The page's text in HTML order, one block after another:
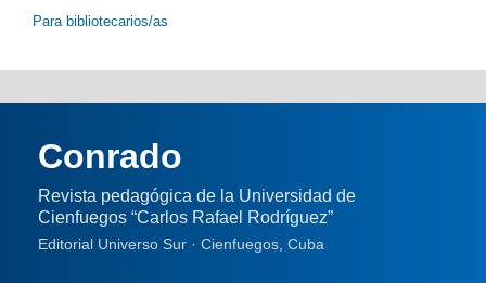
Para bibliotecarios/as
Conrado
Revista pedagógica de la Universidad de
Cienfuegos “Carlos Rafael Rodríguez”
Editorial Universo Sur · Cienfuegos, Cuba